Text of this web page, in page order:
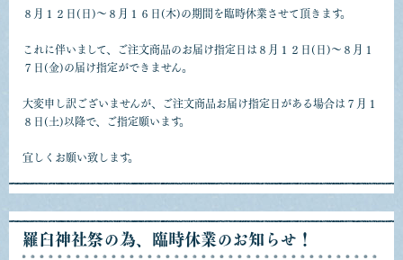
８月１２日(日)～８月１６日(木)の期間を臨時休業させて頂きます。
これに伴いまして、ご注文商品のお届け指定日は ８月１２日(日)～８月１
７日(金)の届け指定ができません。
大変申し訳ございませんが、ご注文商品お届け指定日がある場合は ７月１
８日(土)以降で、ご指定願います。
宜しくお願い致します。
羅臼神社祭の為、臨時休業のお知らせ！